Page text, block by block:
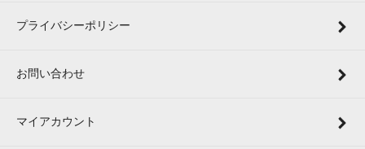
プライバシーポリシー
お問い合わせ
マイアカウント